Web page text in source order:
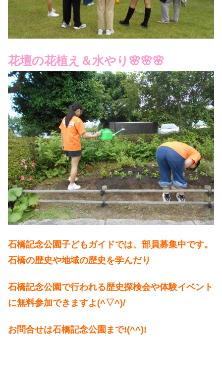
花壇の花植え＆水やり🌸🌸🌸
石橋記念公園子どもガイドでは、部員募集中です。
石橋の歴史や地域の歴史を学んだり
石橋記念公園で行われる歴史探検会や体験イベント
に無料参加できますよ(^▽^)/
お問合せは石橋記念公園まで!(^^)!